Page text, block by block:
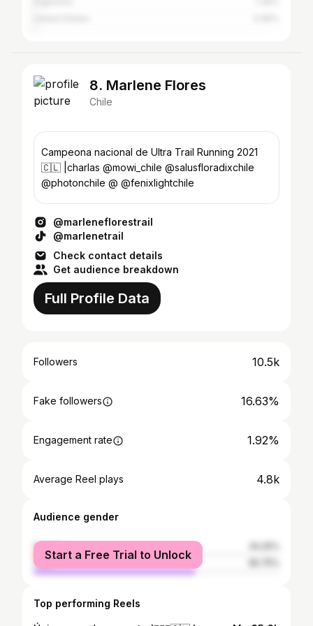
8. Marlene Flores
Chile
Campeona nacional de Ultra Trail Running 2021
🇨🇱 |charlas @mowi_chile @salusfloradixchile
@photonchile @ @fenixlightchile
@marleneflorestrail
@marlenetrail
Check contact details
Get audience breakdown
Full Profile Data
Followers 10.5k
Fake followers 16.63%
Engagement rate 1.92%
Average Reel plays 4.8k
Audience gender
female
male
Start a Free Trial to Unlock
Top performing Reels